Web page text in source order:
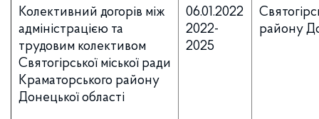
Колективний догорів між
адміністрацією та
трудовим колективом
Святогірської міської ради
Краматорського району
Донецької області
06.01.2022
2022-
2025
району